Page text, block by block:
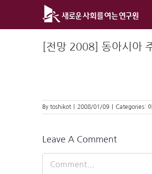
[전망 2008] 동아시아
By toshikot 2008/01/09 Categories:
Leave A Comment